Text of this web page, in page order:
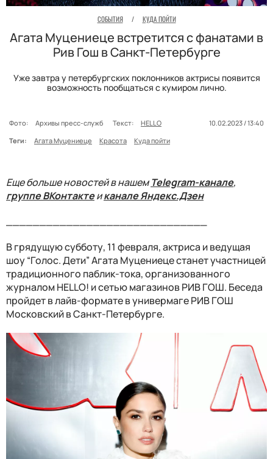
СОБЫТИЯ / КУДА ПОЙТИ
Агата Муцениеце встретится с фанатами в
Рив Гош в Санкт-Петербурге
Уже завтра у петербургских поклонников актрисы появится
возможность пообщаться с кумиром лично.
Фото: Архивы пресс-служб Текст: HELLO
10.02.2023 / 13:40
Теги:
Агата Муцениеце Красота Куда пойти
Еще больше новостей в нашемTelegram-канале,
группе ВКонтактеиканале Яндекс.Дзен
В грядущую субботу, 11 февраля, актриса и ведущая
шоу “Голос. Дети” Агата Муцениеце станет участницей
традиционного паблик-тока, организованного
журналом HELLO! и сетью магазинов РИВ ГОШ. Беседа
пройдет в лайв-формате в универмаге РИВ ГОШ
Московский в Санкт-Петербурге.